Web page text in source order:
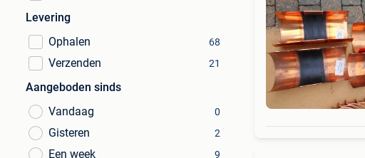
Levering
Ophalen
68
Verzenden 21
Aangeboden sinds
Vandaag
0
Gisteren 2
Een week 9